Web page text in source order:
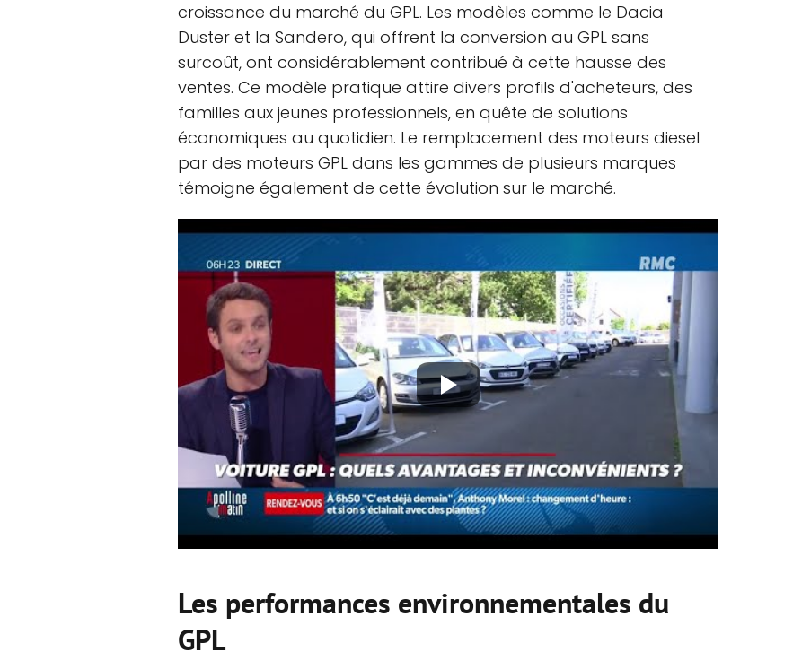
croissance du marché du GPL. Les modèles comme le Dacia
Duster et la Sandero, qui offrent la conversion au GPL sans
surcoût, ont considérablement contribué à cette hausse des
ventes. Ce modèle pratique attire divers profils d'acheteurs, des
familles aux jeunes professionnels, en quête de solutions
économiques au quotidien. Le remplacement des moteurs diesel
par des moteurs GPL dans les gammes de plusieurs marques
témoigne également de cette évolution sur le marché.
Les performances environnementales du
GPL